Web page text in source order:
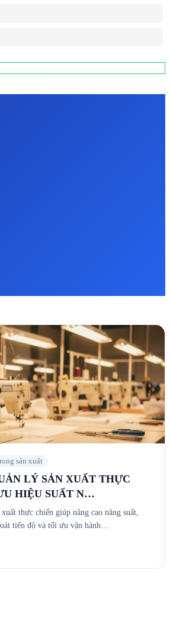
sản xuất
LÝ SẢN XUẤT THỰC
HIỆU SUẤT N…
thực chiến giúp nâng cao năng suất,
tiến độ và tối ưu vận hành…